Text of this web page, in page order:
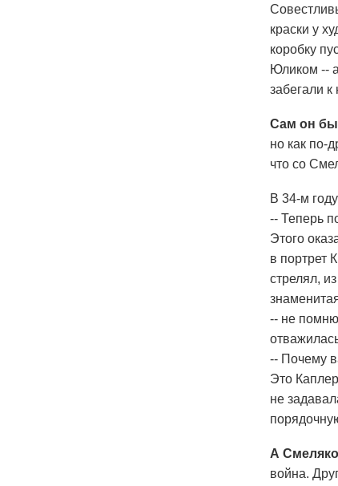
краски у
коробку
Юликом --
забегали
Сам он
но как по-
что со
В 34-м
-- Теперь
Этого
в портрет
стрелял,
-- не
-- Почему
Это
не
А
война.